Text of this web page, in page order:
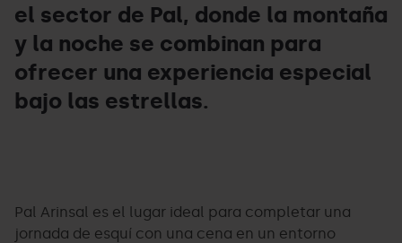
el sector de Pal, donde la montaña
y la noche se combinan para
ofrecer una experiencia especial
bajo las estrellas.
Pal Arinsal es el lugar ideal para completar una
jornada de esquí con una cena en un entorno